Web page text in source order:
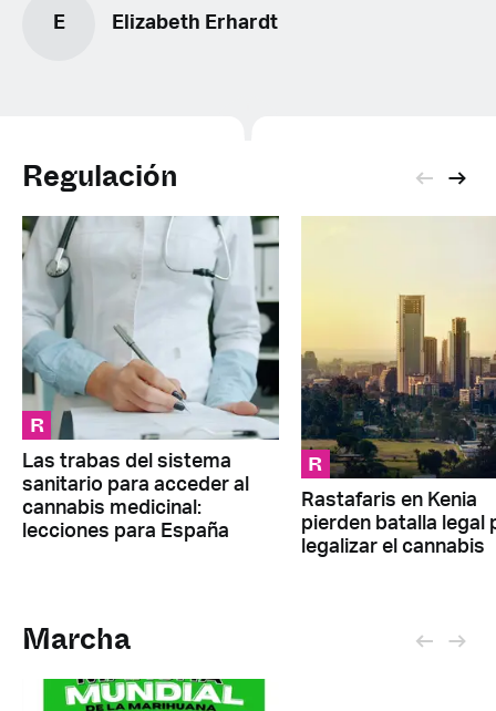
E Elizabeth Erhardt
Regulación
R
Las trabas del sistema
sanitario para acceder al
cannabis medicinal:
lecciones para España
R
Rastafaris en Kenia
pierden batalla legal
legalizar el cannabis
Marcha